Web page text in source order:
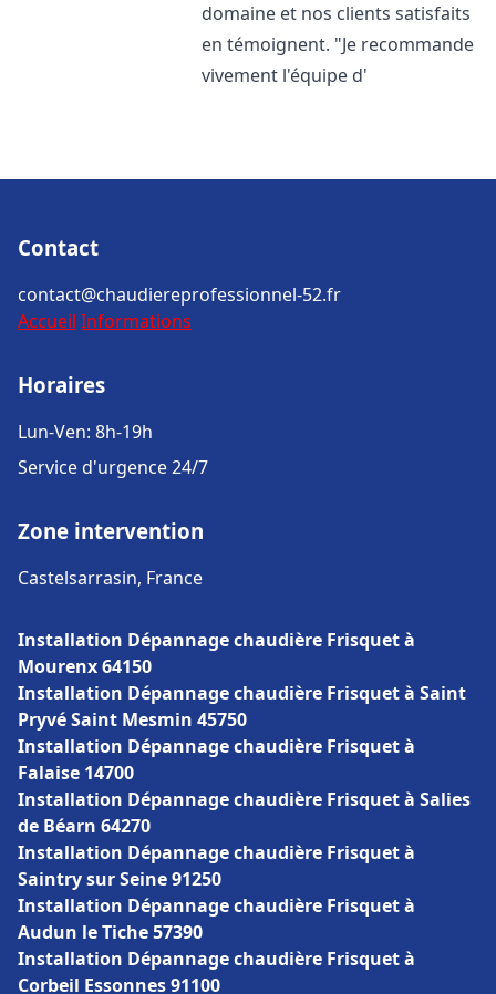
domaine et nos clients satisfaits
en témoignent. "Je recommande
vivement l'équipe d'
Contact
contact@chaudiereprofessionnel-52.fr
Accueil Informations
Horaires
Lun-Ven: 8h-19h
Service d'urgence 24/7
Zone intervention
Castelsarrasin, France
Installation Dépannage chaudière Frisquet à
Mourenx 64150
Installation Dépannage chaudière Frisquet à Saint
Pryvé Saint Mesmin 45750
Installation Dépannage chaudière Frisquet à
Falaise 14700
Installation Dépannage chaudière Frisquet à Salies
de Béarn 64270
Installation Dépannage chaudière Frisquet à
Saintry sur Seine 91250
Installation Dépannage chaudière Frisquet à
Audun le Tiche 57390
Installation Dépannage chaudière Frisquet à
Corbeil Essonnes 91100